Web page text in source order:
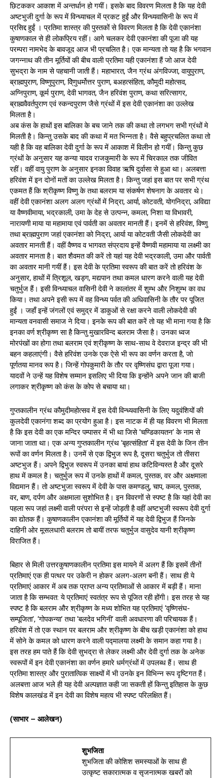
छिटककर आकाश में अन्तर्धान हो गयीं। इसके बाद विवरण मिलता है कि यह देवी
अष्टभुजी दुर्गा के रूप में विन्ध्याचल में प्रकट हुईं और विन्ध्यवासिनी के रूप में
प्रसिद्द हुईं । प्रतिमा शास्त्र की पुस्तकों से विवरण मिलता है कि देवी एकानंशा
कुषाणकाल से ही लोकप्रिय रहीं। आगे चलकर देवी एकानंशा की पूजा की यह
परम्परा नामभेद के बावजूद आज भी प्रचलित है। एक मान्यता तो यह है कि भगवान
जगन्नाथ की तीन मूर्तियों की बीच वाली प्रतिमा यही एकानंशा हैं जो आज देवी
सुभद्रा के नाम से पहचानी जाती हैं। महाभारत, जैन ग्रंथ अंगविज्जा, वायुपुराण,
ब्राह्मपुराण, विष्णुपुराण, विे्णुधर्मोत्तर पुराण, बअहत्संहिता, कौमुदी महोत्सव,
अग्निपुराण, कूर्म पुराण, देवी भागवत, जैन हरिवंश पुराण, कथा सरित्सागर,
ब्राह्मवैवर्तपुराण एवं स्कन्दपुराण जैसे ग्रंथों में इस देवी एकानंशा का उल्लेख
मिलता है।
अब कंस के हाथों इस बालिका के बच जाने तक की कथा तो लगभग सभी ग्रंथों मे
मिलती है। किन्तु उसके बाद की कथा में मत भिन्नता है। वैसे बहुप्रचलित कथा तो
यही है कि वह बालिका देवी दुर्गा के रूप में आकाश में विलीन हो गयीं। किन्तु कुछ
ग्रंथों के अनुसार यह कन्या यादव राजकुमारी के रूप में चिरकाल तक जीवित
रहीं। वहीं वायु पुराण के अनुसार इनका विवाह ऋषि दुर्वासा से हुआ था। अलबत्ता
हरिवंश में इन दोनों मतों का उल्लेख मिलता है। किन्तु जहां इस बात पर सभी ग्रंथ
एकमत हैं कि श्रीकृष्ण विष्णु के तथा बलराम या संकर्षण शेषनाग के अवतार थे।
वहीं देवी एकानंशा अलग अलग ग्रंथों में निद्रा, आर्या, कोटवती, योगनिद्रा, अविद्या
या वैष्णवीमाया, भद्रकाली, उमा के देह से उत्पन्न, कमला, निशा या विभावरी,
नारायणी माया या महामाया एवं पार्वती का अवतार मानती हैं। इनमें से हरिवंश, विष्णु
तथा ब्राह्मपुराण जहां एकानंशा को निद्रा, आर्या या कोटवती जैसी लोकदेवी का
अवतार मानती हैं। वहीं वैष्णव व भागवत संप्रदाय इन्हें वैष्णवी महामाया या लक्ष्मी का
अवतार मानता है। बात शैवमत की करें तो यहां यह देवी भद्रकाली, उमा और पार्वती
का अवतार मानी गयीं हैं। इस देवी के प्रतिमा स्वरूप की बात करें तो हरिवंश के
अनुसार, हाथों में त्रिशूल, खड्ग, मद्यपान तथा कमल धारण करने वाली यह देवी
चतुर्भुज हैं। इसी विन्ध्याचल वासिनी देवी ने कालांतर में शुम्भ और निशुम्भ का वध
किया। तथा अपने इसी रूप में वह विन्ध्य पर्वत की अधिवासिनी के तौर पर पूजित
हुईं । जहाँ इन्हें जंगलों एवं समुद्र में डाकुओं से रक्षा करने वाली लोकदेवी की
मान्यता वनवासी समाज ने दिया। इनके रूप की बात करें तो यह भी माना गया है कि
इनका वर्ण श्रीकृष्ण सा है किन्तु मुखारविन्द बलराम जैसा है। उनका ध्वज
मोरपंखों का होगा तथा बलराम एवं श्रीकृष्ण के साथ-साथ वे देवराज इन्द्र की भी
बहन कहलाएंगी। वैसे हरिवंश उनके एक ऐसे भी रूप का वर्णन करता है, जो
पूर्णतया मानव रूप है। जिन्हें गोपकुमारी के तौर पर वृष्णिसंघ द्वारा पूजा गया।
यादवों ने उन्हें यह विशेष सम्मान इसलिए भी दिया कि इन्होंने अपने जान की बाजी
लगाकर श्रीकृष्ण को कंस के कोप से बचाया था।
गुप्तकालीन ग्रंथ कौमुदीमहोत्सव में इस देवी विन्ध्यवासिनी के लिए यदुवंशियों की
कुलदेवी एकानंगा शब्द का प्रयोग हुआ है। इस नाटक में ही यह विवरण भी मिलता
है कि इस देवी का एक मन्दिर पम्पासर में भी था जिसे ‘चण्डिकायतन’ के नाम से
जाना जाता था। एक अन्य गुप्तकालीन ग्रंथ ‘बृहत्संहिता’ में इस देवी के जिन तीन
रूपों का वर्णन मिलता है। उनमें से एक द्विभुज रूप है, दूसरा चतुर्भुज तो तीसरा
अष्टभुज हैं। अपने द्विभुज स्वरूप में उनका बायां हाथ कटिविन्यस्त है और दूसरे
हाथ में कमल है। चतुर्भुज रूप में उनके हाथों में कमल, पुस्तक, वर और अक्षमाला
विद्यमान हैं। तो अष्टभुजा स्वरूप में देवी के पास कमण्डलु, चाप, कमल, पुस्तक,
वर, बाण, दर्पण और अक्षमाला सुशोभित है। इन विवरणों से स्पष्ट है कि यहां देवी का
पहला रूप जहां लक्ष्मी वाली परंपरा से इन्हें जोड़ती है वहीं अष्टभुजी स्वरूप देवी दुर्गा
का द्योतक हैं। कुषाणकालीन एकानंशा की मूर्तियों में यह देवी द्विभुज हैं जिनके
दाहिनी ओर मूसलधारी बलराम तो बायीं तरफ चतुर्भुज वासुदेव यानी श्रीकृष्ण
विराजित हैं।
बिहार से मिली उत्तरकुषाणकालीन प्रतिमा इस मायने में अलग हैं कि इसमें तीनों
प्रतिमाएं एक ही पत्थर पर उकेरी न होकर अलग-अलग बनी हैं। साथ ही ये
प्रतिमाएं आकार में अब तक प्राप्त अन्य प्रतिमाओं से आकार में बड़ी हैं। माना
जाता है कि सम्भवत: ये प्रतिमाएं स्वतंत्र रूप से पूजित रही होंगी। इस तरह से यह
स्पष्ट है कि बलराम और श्रीकृष्ण के मध्य शोभित यह प्रतिमाएं ‘वृष्णिसंघ-
सम्पूजिता’, ‘गोपकन्या’ तथा ‘बलदेव भगिनी’ वाली अवधारणा की परिचायक हैं।
हरिवंश में तो एक स्थान पर बलराम और श्रीकृष्ण के बीच खड़ी एकानंशा को हाथ
में सोने के कमल को धारण करने वाली पद्मालया लक्ष्मी के समान कहा गया है।
इस तरह हम पाते हैं कि देवी सुभद्रा से लेकर लक्ष्मी और देवी दुर्गा तक के अनेक
स्वरूपों में इन देवी एकानंशा का वर्णन हमारे धर्मग्रंथों में उपलब्ध हैं। साथ ही
प्रतिमा शास्त्र और पुरातात्विक साक्ष्यों में भी उनके इन विभिन्न रूप दृष्टिगत हैं।
अलबत्ता आज भले ही यह देवी अल्पज्ञात कही जा सकती हों किन्तु इतिहास के कुछ
विशेष कालखंड में इन देवी का विशेष महत्व भी स्पष्ट परिलक्षित हैं।
(साभार – आलेखन)
शुभजिता
शुभजिता की कोशिश समस्याओं के साथ ही
उत्कृष्ट सकारात्मक व सृजनात्मक खबरों को